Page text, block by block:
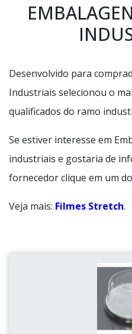
Desenvolvido para
Industriais selecionou o
qualificados do ramo
Se estiver interesse em
industriais e gostaria de
fornecedor clique em um
Veja mais: Filmes Stretch.